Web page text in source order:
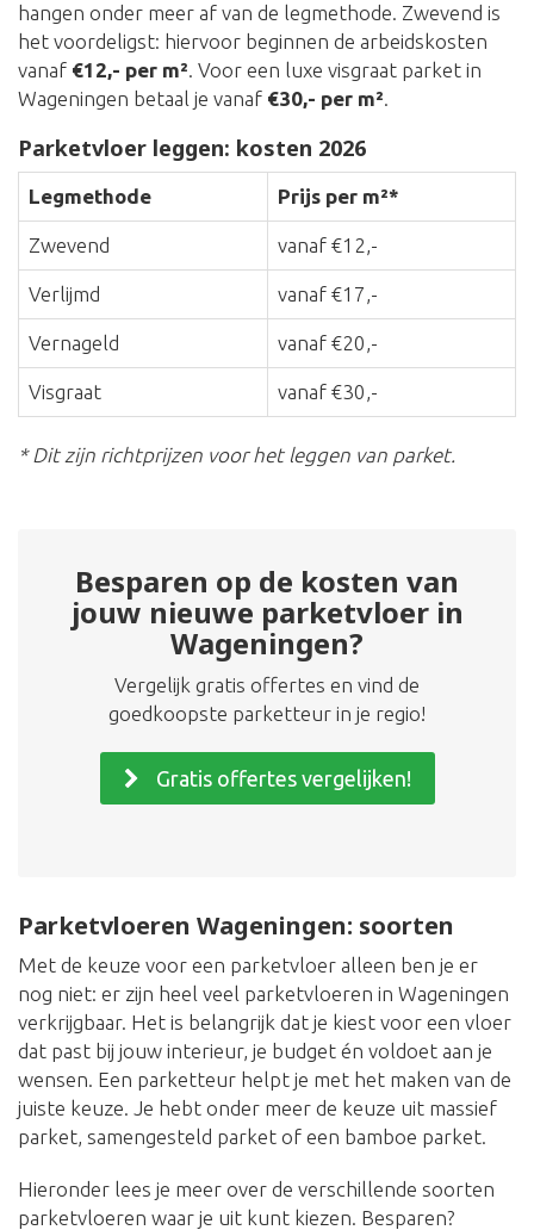
hangen onder meer af van de legmethode. Zwevend is
het voordeligst: hiervoor beginnen de arbeidskosten
vanaf €12,- per m². Voor een luxe visgraat parket in
Wageningen betaal je vanaf €30,- per m².
Parketvloer leggen: kosten 2026
Legmethode Prijs per m²*
Zwevend vanaf €12,-
Verlijmd vanaf €17,-
Vernageld vanaf €20,-
Visgraat vanaf €30,-
* Dit zijn richtprijzen voor het leggen van parket.
Besparen op de kosten van
jouw nieuwe parketvloer in
Wageningen?
Vergelijk gratis offertes en vind de
goedkoopste parketteur in je regio!
Gratis offertes vergelijken!
Parketvloeren Wageningen: soorten
Met de keuze voor een parketvloer alleen ben je er
nog niet: er zijn heel veel parketvloeren in Wageningen
verkrijgbaar. Het is belangrijk dat je kiest voor een vloer
dat past bij jouw interieur, je budget én voldoet aan je
wensen. Een parketteur helpt je met het maken van de
juiste keuze. Je hebt onder meer de keuze uit massief
parket, samengesteld parket of een bamboe parket.
Hieronder lees je meer over de verschillende soorten
parketvloeren waar je uit kunt kiezen. Besparen?